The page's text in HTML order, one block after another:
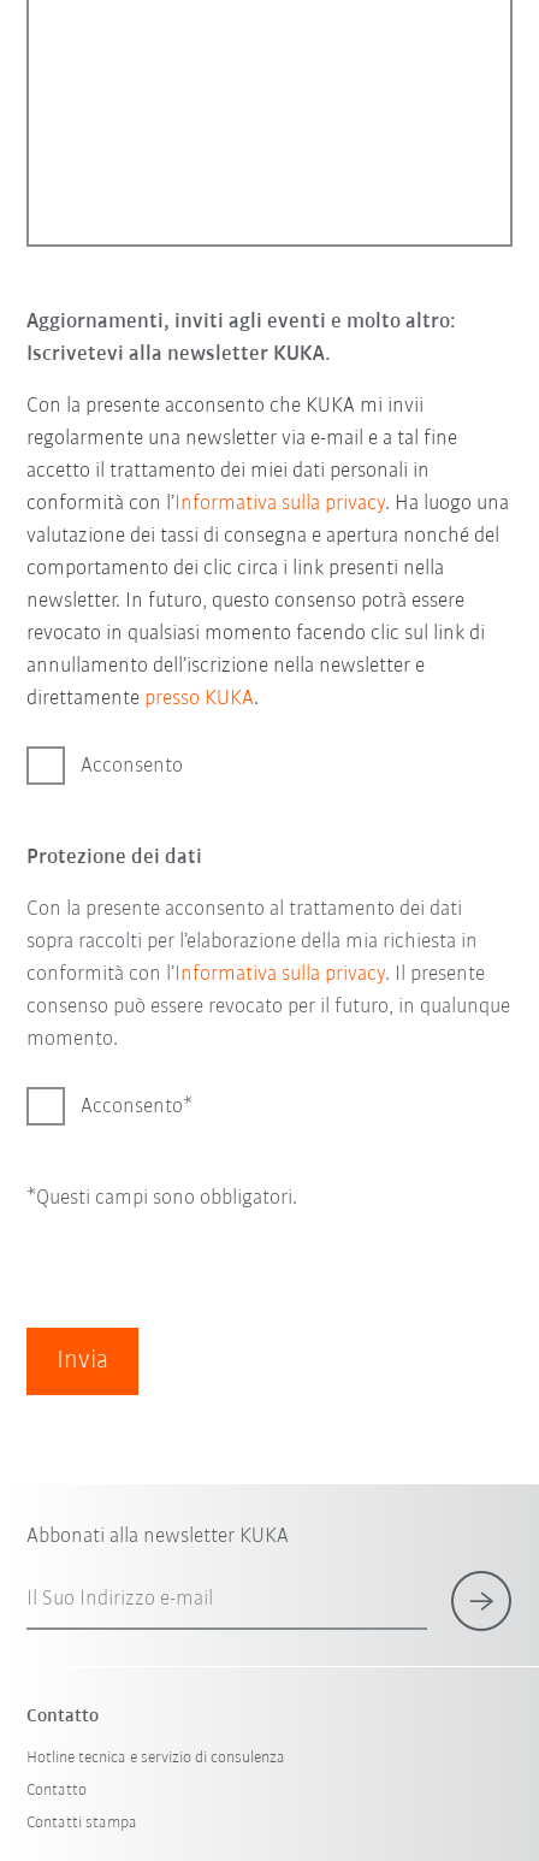
Aggiornamenti, inviti agli eventi e molto altro:
Iscrivetevi alla newsletter KUKA.
Con la presente acconsento che KUKA mi invii
regolarmente una newsletter via e-mail e a tal fine
accetto il trattamento dei miei dati personali in
conformità con l’Informativa sulla privacy. Ha luogo una
valutazione dei tassi di consegna e apertura nonché del
comportamento dei clic circa i link presenti nella
newsletter. In futuro, questo consenso potrà essere
revocato in qualsiasi momento facendo clic sul link di
annullamento dell’iscrizione nella newsletter e
direttamente presso KUKA.
Acconsento
Protezione dei dati
Con la presente acconsento al trattamento dei dati
sopra raccolti per l’elaborazione della mia richiesta in
conformità con l’Informativa sulla privacy. Il presente
consenso può essere revocato per il futuro, in qualunque
momento.
Acconsento
*Questi campi sono obbligatori.
Invia
Abbonati alla newsletter KUKA
Il Suo Indirizzo e-mail
Contatto
Hotline tecnica e servizio di consulenza
Contatto
Contatti stampa